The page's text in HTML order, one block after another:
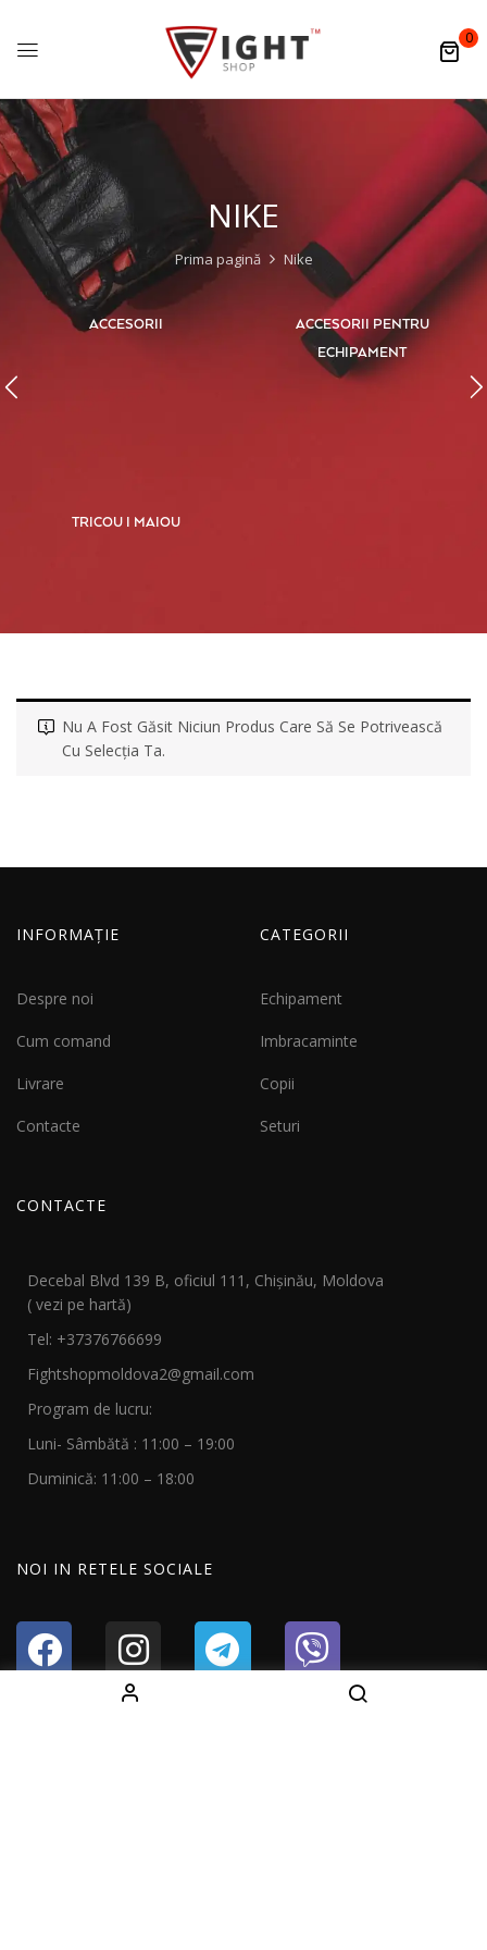
0
NIKE
Prima pagină Nike
ACCESORII
ACCESORII PENTRU
ECHIPAMENT
TRICOU I MAIOU
Nu A Fost Găsit Niciun Produs Care Să Se Potrivească
Cu Selecția Ta.
INFORMAȚIE
Despre noi
Cum comand
Livrare
Contacte
CATEGORII
Echipament
Imbracaminte
Copii
Seturi
CONTACTE
Decebal Blvd 139 B, oficiul 111, Chișinău, Moldova
( vezi pe hartă)
Tel: +37376766699
Fightshopmoldova2@gmail.com
Program de lucru:
Luni- Sâmbătă : 11:00 – 19:00
Duminică: 11:00 – 18:00
NOI IN RETELE SOCIALE